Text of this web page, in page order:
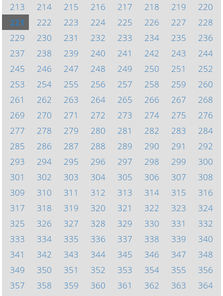
213
214 215 216 217 218 219
220
221
222 223 224 225 226 227
228
229
230 231 232 233 234 235
236
237
238 239 240 241 242 243
244
245
246 247 248 249 250 251
252
253
254 255 256 257 258 259
260
261
262 263 264 265 266 267
268
269
270 271 272 273 274 275
276
277
278 279 280 281 282 283
284
285
286 287 288 289 290 291
292
293
294 295 296 297 298 299
300
301
302 303 304 305 306 307
308
309
310 311 312 313 314 315
316
317
318 319 320 321 322 323
324
325
326 327 328 329 330 331
332
333
334 335 336 337 338 339
340
341
342 343 344 345 346 347
348
349
350 351 352 353 354 355
356
357
358 359 360 361 362 363
364